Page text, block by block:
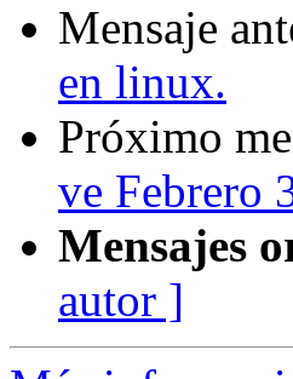
Mensaje
en linux.
Próximo
ve Febrero
Mensajes
autor ]